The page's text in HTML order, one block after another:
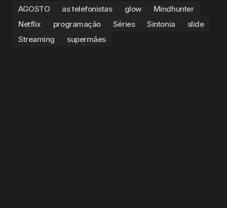
AGOSTO as telefonistas glow
Mindhunter
Netflix
programação Séries Sintonia
slide
Streaming
supermães